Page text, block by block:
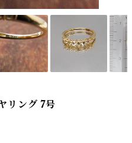
リング 7号